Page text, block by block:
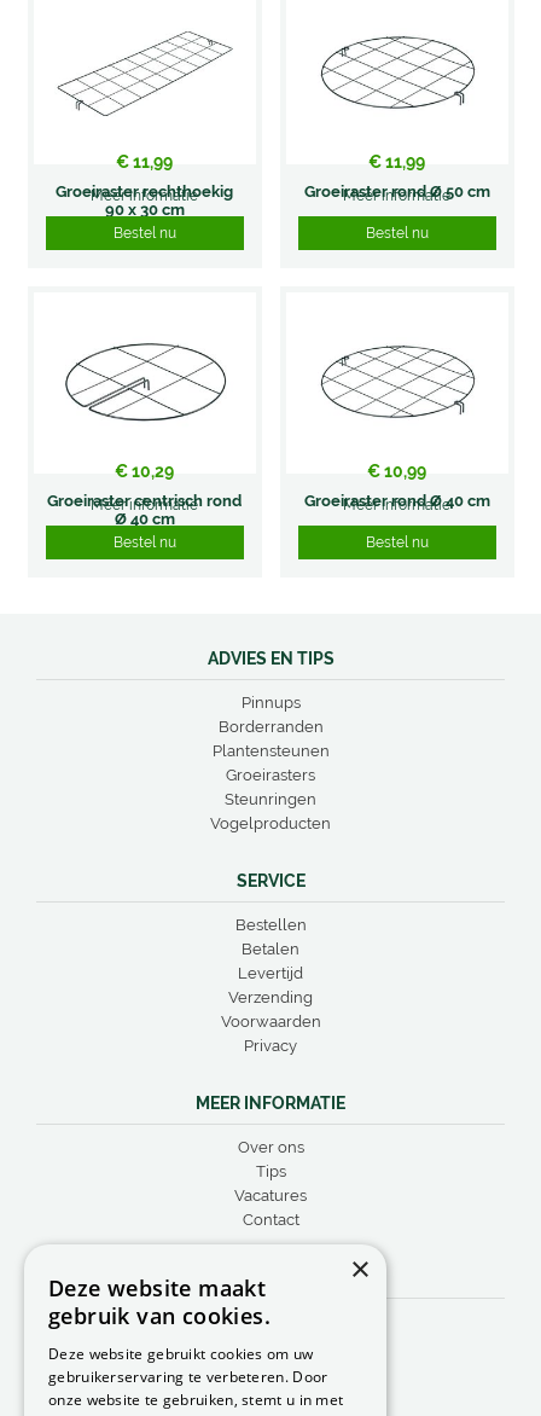
Groeiraster rechthoekig
90 x 30 cm
€11,99
Meer informatie
Bestel nu
Groeiraster rond Ø 50 cm
€11,99
Meer informatie
Bestel nu
Groeiraster centrisch rond
Ø 40 cm
€10,29
Meer informatie
Bestel nu
Groeiraster rond Ø 40 cm
€10,99
Meer informatie
Bestel nu
ADVIES EN TIPS
Pinnups
Borderranden
Plantensteunen
Groeirasters
Steunringen
Vogelproducten
SERVICE
Bestellen
Betalen
Levertijd
Verzending
Voorwaarden
Privacy
MEER INFORMATIE
Over ons
Tips
Vacatures
Contact
CONTACT
Peacock Garden Supports
Industrieweg 22
5688 DP Oirschot
Nederland
×
Deze website maakt
gebruik van cookies.
Deze website gebruikt cookies om uw
gebruikerservaring te verbeteren. Door
onze website te gebruiken, stemt u in met